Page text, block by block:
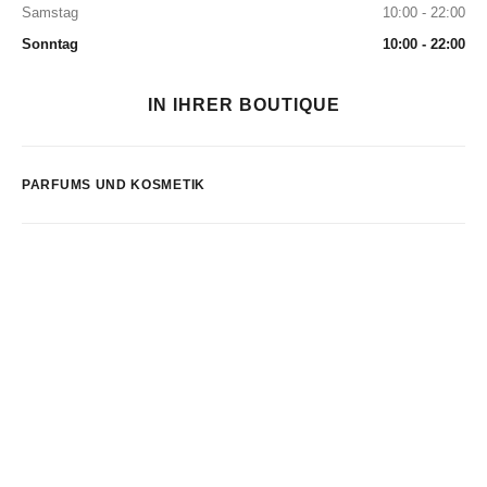
Samstag
10:00 - 22:00
Sonntag
10:00 - 22:00
IN IHRER BOUTIQUE
PARFUMS UND KOSMETIK